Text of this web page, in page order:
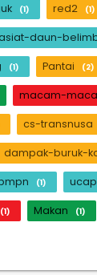
(1) red2 (1)
daun-
(1) Pantai (2)
macam-
cs-transnusa
dampak-buruk-
(1)
(1) Makan (1)